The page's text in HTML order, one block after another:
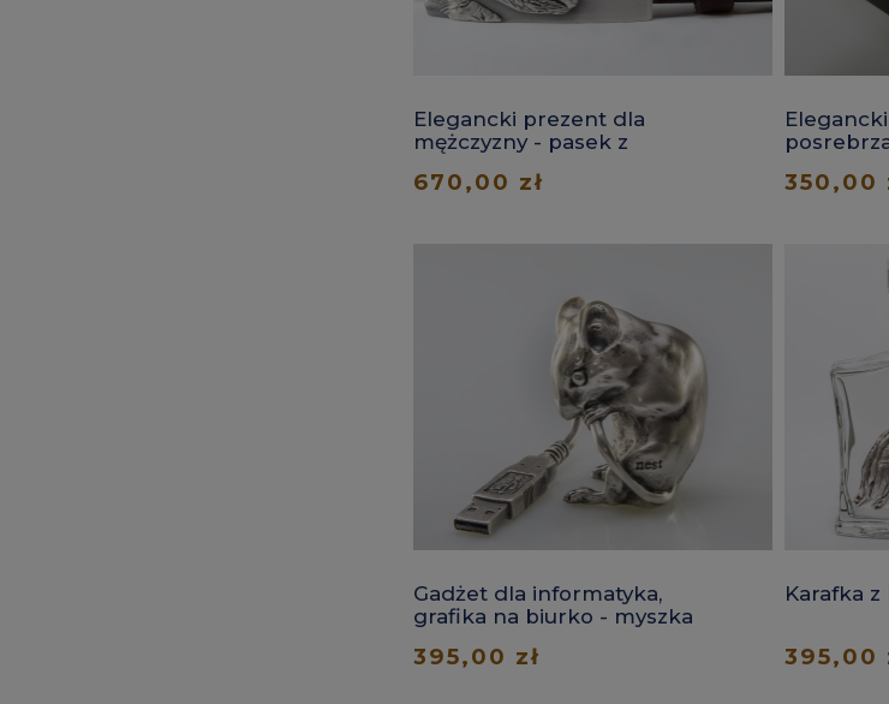
Elegancki prezent dla
mężczyzny - pasek z
670,00 zł 350,00
Gadżet dla informatyka,
grafika na biurko - myszka
395,00 zł
Karafka z
395,00